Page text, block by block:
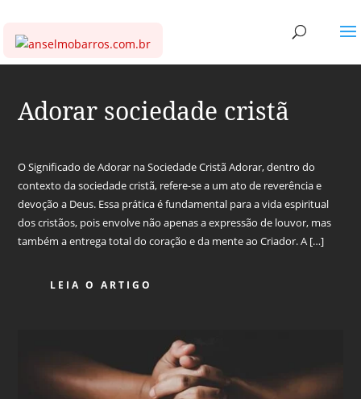
Adorar sociedade cristã
O Significado de Adorar na Sociedade Cristã Adorar, dentro do
contexto da sociedade cristã, refere-se a um ato de reverência e
devoção a Deus. Essa prática é fundamental para a vida espiritual
dos cristãos, pois envolve não apenas a expressão de louvor, mas
também a entrega total do coração e da mente ao Criador. A […]
LEIA O ARTIGO